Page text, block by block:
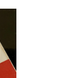
Produksiesiklus